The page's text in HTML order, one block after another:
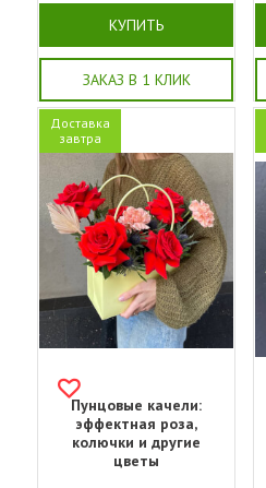
КУПИТЬ
ЗАКАЗ В 1 КЛИК
Доставка
завтра
Пунцовые качели:
эффектная роза,
колючки и другие
цветы